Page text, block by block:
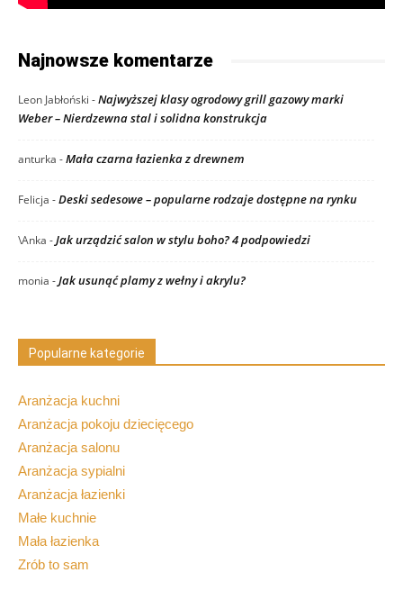
Najnowsze komentarze
Leon Jabłoński -Najwyższej klasy ogrodowy grill gazowy marki
Weber – Nierdzewna stal i solidna konstrukcja
anturka -Mała czarna łazienka z drewnem
Felicja -Deski sedesowe – popularne rodzaje dostępne na rynku
\Anka -Jak urządzić salon w stylu boho? 4 podpowiedzi
monia -Jak usunąć plamy z wełny i akrylu?
Popularne kategorie
Aranżacja kuchni
Aranżacja pokoju dziecięcego
Aranżacja salonu
Aranżacja sypialni
Aranżacja łazienki
Małe kuchnie
Mała łazienka
Zrób to sam